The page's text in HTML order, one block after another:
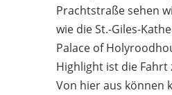
Prachtstraße sehen
wie die St.-Giles-
Palace of
Highlight ist die Fahrt
Von hier aus können